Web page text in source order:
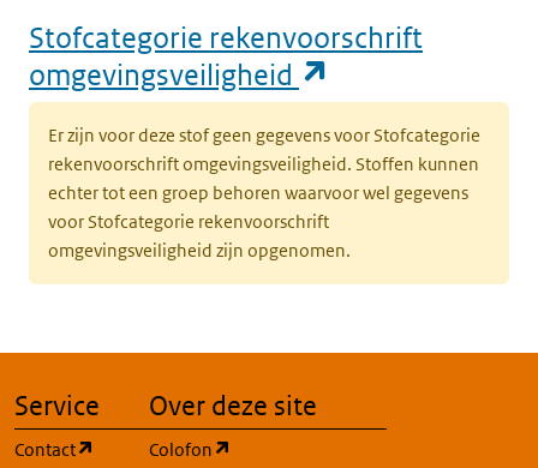
Stofcategorie rekenvoorschrift
omgevingsveiligheid
Er zijn voor deze stof geen gegevens voor Stofcategorie
rekenvoorschrift omgevingsveiligheid. Stoffen kunnen
echter tot een groep behoren waarvoor wel gegevens
voor Stofcategorie rekenvoorschrift
omgevingsveiligheid zijn opgenomen.
Service
Contact (opent in een nieuw tabblad)
Over deze site
Colofon